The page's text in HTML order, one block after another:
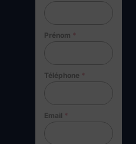
Prénom *
Téléphone *
Email *